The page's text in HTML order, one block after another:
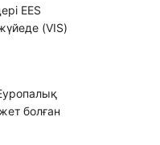
EES
(VIS)
болған